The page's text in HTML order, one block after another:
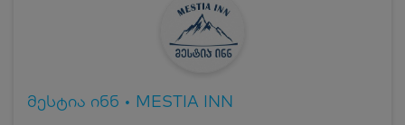
მესტია ინნ • MESTIA INN